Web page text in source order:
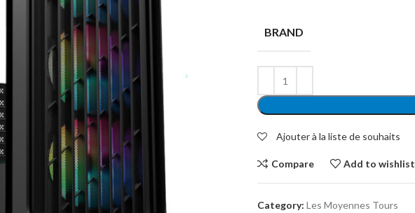
BRAND
Ajouter à la liste de souhaits
Compare Add to wishlist
Category: Les Moyennes Tours